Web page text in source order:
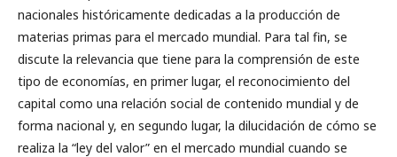
nacionales históricamente dedicadas a la producción de
materias primas para el mercado mundial. Para tal fin, se
discute la relevancia que tiene para la comprensión de este
tipo de economías, en primer lugar, el reconocimiento del
capital como una relación social de contenido mundial y de
forma nacional y, en segundo lugar, la dilucidación de cómo se
realiza la “ley del valor” en el mercado mundial cuando se